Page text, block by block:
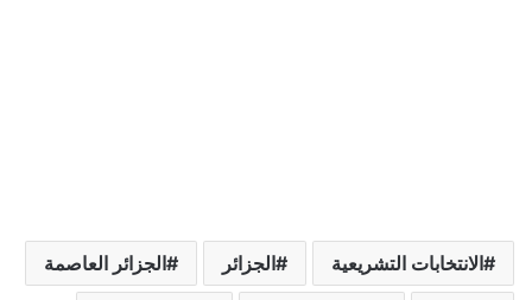
الانتخابات التشريعية الجزائر الجزائر العاصمة